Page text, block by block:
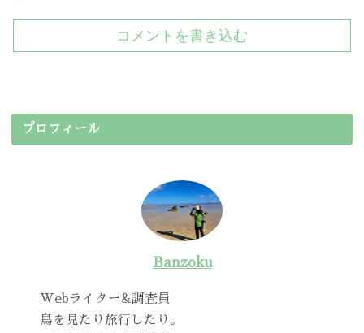
コメントを書き込む
プロフィール
Banzoku
Webライター&調査員
鳥を見たり旅行したり。